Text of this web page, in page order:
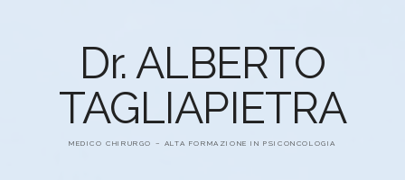
Dr. ALBERTO
TAGLIAPIETRA
MEDICO CHIRURGO – ALTA FORMAZIONE IN PSICONCOLOGIA